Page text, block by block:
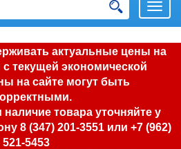
актуальные цены на
с текущей экономической
на сайте могут быть
товара уточняйте у
8 (347) 201-3551или +7 (962)
521-5453